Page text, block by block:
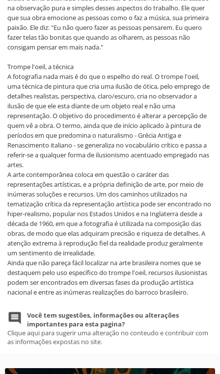
na observação pura e simples desses aspectos do trabalho. Ele quer
que sua obra emocione as pessoas como o faz a música, sua primeira
paixão. Ele diz: "Eu não quero fazer as pessoas pensarem. Eu quero
fazer telas tão bonitas que quando as olharem, as pessoas não
consigam pensar em mais nada."
Trompe l'oeil, a técnica
A fotografia nada mais é do que o espelho do real. O trompe l'oeil,
uma técnica de pintura que cria uma ilusão de ótica, pelo emprego de
detalhes realistas, perspectiva, claro/escuro, cria no observador a
ilusão de que ele esta diante de um objeto real e não uma
representação. O objetivo do procedimento é alterar a percepção de
quem vê a obra. O termo, ainda que de início aplicado à pintura de
períodos em que predomina o naturalismo - Grécia Antiga e
Renascimento italiano - se generaliza no vocabulário crítico e passa a
referir-se a qualquer forma de ilusionismo acentuado empregado nas
artes.
A arte contemporânea coloca em questão o caráter das
representações artísticas, e a própria definição de arte, por meio de
inúmeras soluções e recursos. Um dos caminhos utilizados na
tematização crítica da representação artística pode ser encontrado no
hiper-realismo, popular nos Estados Unidos e na Inglaterra desde a
década de 1960, em que a fotografia é utilizada na composição das
obras, de modo que elas adquiram precisão e riqueza de detalhes. A
atenção extrema à reprodução fiel da realidade produz geralmente
um sentimento de irrealidade.
Ainda que não pareça fácil localizar na arte brasileira nomes que se
destaquem pelo uso específico do trompe l'oeil, recursos ilusionistas
podem ser encontrados em diversas fases da produção artística
nacional e entre as inúmeras realizações do barroco brasileiro.
Você tem sugestões, informações ou alterações
importantes para esta pagina?
Clique aqui para sugerir uma alteração no conteudo e contribuir com
as informações expostas no site.